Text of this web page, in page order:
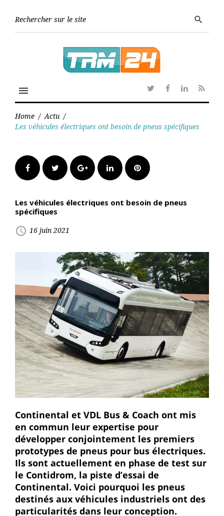
search
menu
TwitterFacebook
Linkedin
RSS
Home / Actu /
Les véhicules électriques ont besoin de pneus spécifiques
FacebookTwitter Google+LinkedInPinterest
Les véhicules électriques ont besoin de pneus
spécifiques
access_time 16 juin 2021
Continental et VDL Bus & Coach ont mis
en commun leur expertise pour
développer conjointement les premiers
prototypes de pneus pour bus électriques.
Ils sont actuellement en phase de test sur
le Contidrom, la piste d’essai de
Continental. Voici pourquoi les pneus
destinés aux véhicules industriels ont des
particularités dans leur conception.